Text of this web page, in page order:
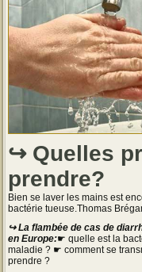
↪ Quelles
prendre?
Bien se laver les mains est
bactérie tueuse.Thomas
↪ La flambée de cas de
en Europe:☛ quelle est la
maladie ? ☛ comment se
prendre ?